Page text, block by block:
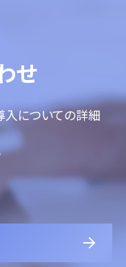
せ
入についての詳細